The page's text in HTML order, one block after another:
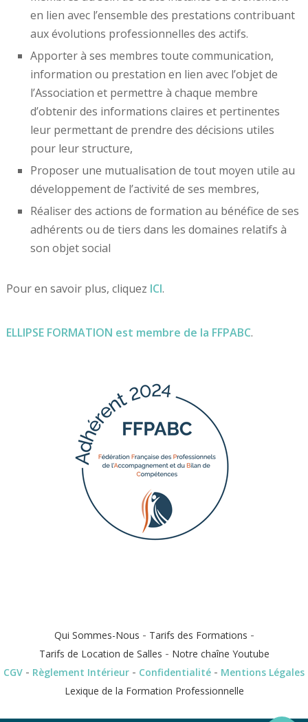
en lien avec l’ensemble des prestations contribuant
aux évolutions professionnelles des actifs.
Apporter à ses membres toute communication,
information ou prestation en lien avec l’objet de
l’Association et permettre à chaque membre
d’obtenir des informations claires et pertinentes
leur permettant de prendre des décisions utiles
pour leur structure,
Proposer une mutualisation de tout moyen utile au
développement de l’activité de ses membres,
Réaliser des actions de formation au bénéfice de ses
adhérents ou de tiers dans les domaines relatifs à
son objet social
Pour en savoir plus, cliquez ICI.
ELLIPSE FORMATION est membre de la FFPABC.
Qui Sommes-Nous - Tarifs des Formations -
Tarifs de Location de Salles - Notre chaîne Youtube
CGV - Règlement Intérieur - Confidentialité - Mentions Légales
Lexique de la Formation Professionnelle